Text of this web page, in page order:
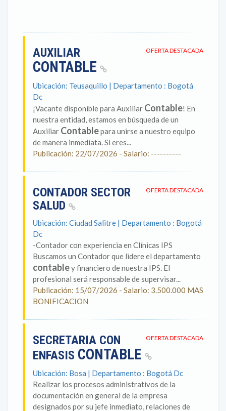
OFERTA DESTACADA
AUXILIAR
CONTABLE
Ubicación: Teusaquillo | Departamento : Bogotá
Dc
¡Vacante disponible para Auxiliar Contable! En
nuestra entidad, estamos en búsqueda de un
Auxiliar Contablepara unirse a nuestro equipo
de manera inmediata. Si eres...
Publicación: 22/07/2026 - Salario: ----------
OFERTA DESTACADA
CONTADOR SECTOR
SALUD
Ubicación: Ciudad Salitre | Departamento : Bogotá
Dc
-Contador con experiencia en Clínicas IPS
Buscamos un Contador que lidere el departamento
contabley financiero de nuestra IPS. El
profesional será responsable de supervisar...
Publicación: 15/07/2026 - Salario: 3.500.000 MAS
BONIFICACION
OFERTA DESTACADA
SECRETARIA CON
ENFASIS CONTABLE
Ubicación: Bosa | Departamento : Bogotá Dc
Realizar los procesos administrativos de la
documentación en general de la empresa
designados por su jefe inmediato, relaciones de